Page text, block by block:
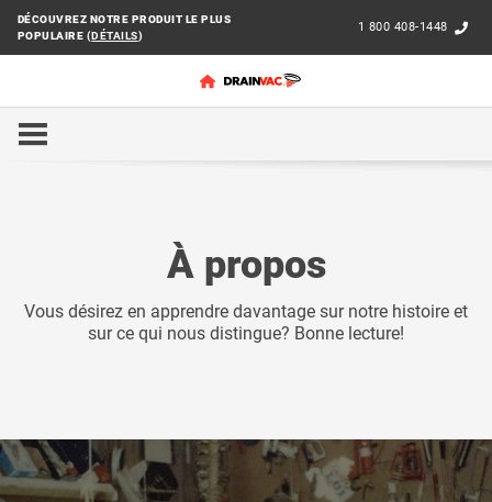
DÉCOUVREZ NOTRE PRODUIT LE PLUS
POPULAIRE (DÉTAILS)
1 800 408-1448
ACCUEIL
À propos
Vous désirez en apprendre davantage sur notre histoire et
sur ce qui nous distingue? Bonne lecture!